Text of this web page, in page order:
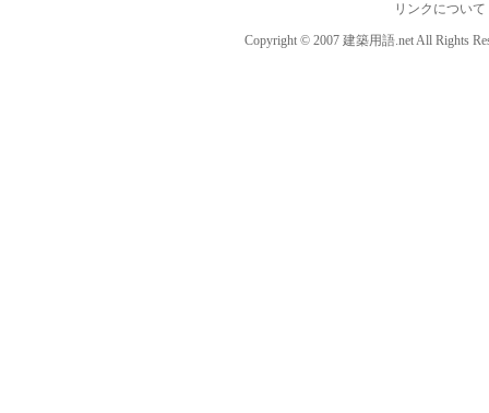
リンクについて
Copyright © 2007 建築用語.net All Rights